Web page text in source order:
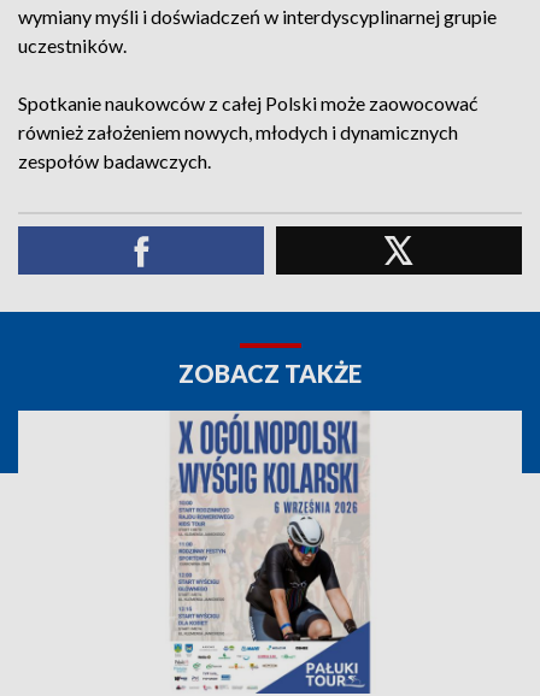
wymiany myśli i doświadczeń w interdyscyplinarnej grupie
uczestników.
Spotkanie naukowców z całej Polski może zaowocować
również założeniem nowych, młodych i dynamicznych
zespołów badawczych.
ZOBACZ TAKŻE